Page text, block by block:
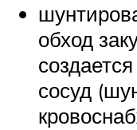
обход
сосуд